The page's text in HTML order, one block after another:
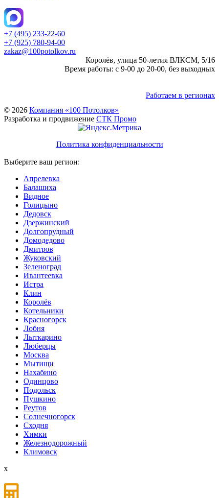
+7 (495) 233-22-60
+7 (925) 780-94-00
zakaz@100potolkov.ru
Королёв, улица 50-летия ВЛКСМ, 5/16
Время работы: с 9-00 до 20-00, без выходных
Работаем в регионах
© 2026 Компания «100 Потолков»
Разработка и продвижение СТК Промо
Политика конфиденциальности
Выберите ваш регион:
Апрелевка
Балашиха
Видное
Голицыно
Дедовск
Дзержинский
Долгопрудный
Домодедово
Дмитров
Жуковский
Зеленоград
Ивантеевка
Истра
Клин
Королёв
Котельники
Красногорск
Лобня
Лыткарино
Люберцы
Мoсква
Мытищи
Нахабино
Одинцово
Подольск
Пушкино
Реутов
Солнечногорск
Сходня
Химки
Железнодорожный
Климовск
x